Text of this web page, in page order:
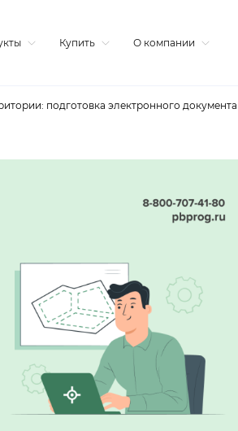
Купить О компании
подготовка электронного